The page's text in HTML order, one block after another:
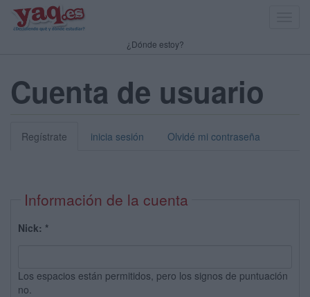
¿Dónde estoy?
Cuenta de usuario
Regístrate inicia sesión Olvidé mi contraseña
Información de la cuenta
Nick: *
Los espacios están permitidos, pero los signos de puntuación
no.